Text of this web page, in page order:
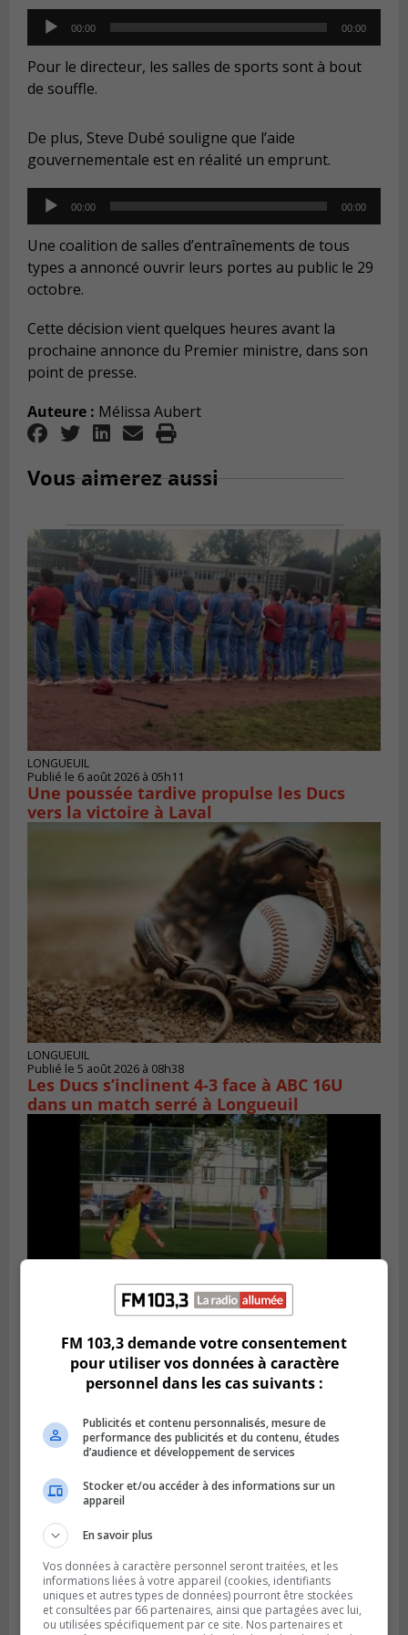
Audio
Player
00:00 00:00
Pour le directeur, les salles de sports sont à bout
de souffle.
De plus, Steve Dubé souligne que l’aide
gouvernementale est en réalité un emprunt.
Audio
Player
00:00 00:00
Une coalition de salles d’entraînements de tous
types a annoncé ouvrir leurs portes au public le 29
octobre.
Cette décision vient quelques heures avant la
prochaine annonce du Premier ministre, dans son
point de presse.
Auteure : Mélissa Aubert
Vous aimerez aussi
LONGUEUIL
Publié le 6 août 2026 à 05h11
Une poussée tardive propulse les Ducs
vers la victoire à Laval
LONGUEUIL
Publié le 5 août 2026 à 08h38
Les Ducs s’inclinent 4‑3 face à ABC 16U
dans un match serré à Longueuil
Publié le 4 août 2026 à 07h27
Les clubs de la Rive-Sud récoltent des
points en Ligue 1 Québec
SAINT-CATHERINE
FM 103,3 demande votre consentement
pour utiliser vos données à caractère
personnel dans les cas suivants :
Publicités et contenu personnalisés, mesure de
performance des publicités et du contenu, études
d’audience et développement de services
Stocker et/ou accéder à des informations sur un
appareil
En savoir plus
Vos données à caractère personnel seront traitées, et les
informations liées à votre appareil (cookies, identifiants
uniques et autres types de données) pourront être stockées
et consultées par 66 partenaires, ainsi que partagées avec lui,
ou utilisées spécifiquement par ce site. Nos partenaires et